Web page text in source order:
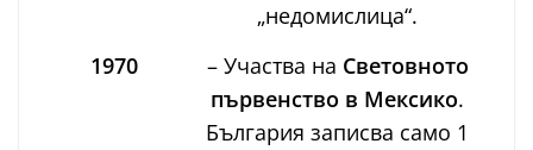
„недомислица“.
1970
– Участва на Световното
първенство в Мексико.
България записва само 1